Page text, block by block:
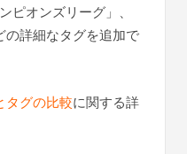
ピオンズリーグ」、
の詳細なタグを追加で
タグの比較に関する詳